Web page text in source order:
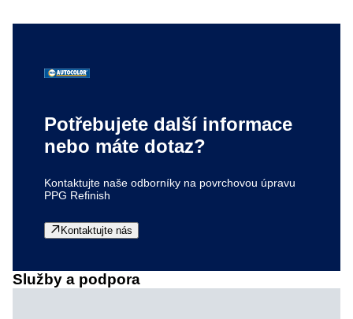
Potřebujete další informace
nebo máte dotaz?
Kontaktujte naše odborníky na povrchovou úpravu
PPG Refinish
Kontaktujte nás
Služby a podpora